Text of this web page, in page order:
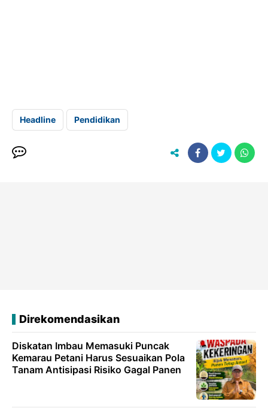
Headline Pendidikan
Direkomendasikan
Diskatan Imbau Memasuki Puncak
Kemarau Petani Harus Sesuaikan Pola
Tanam Antisipasi Risiko Gagal Panen